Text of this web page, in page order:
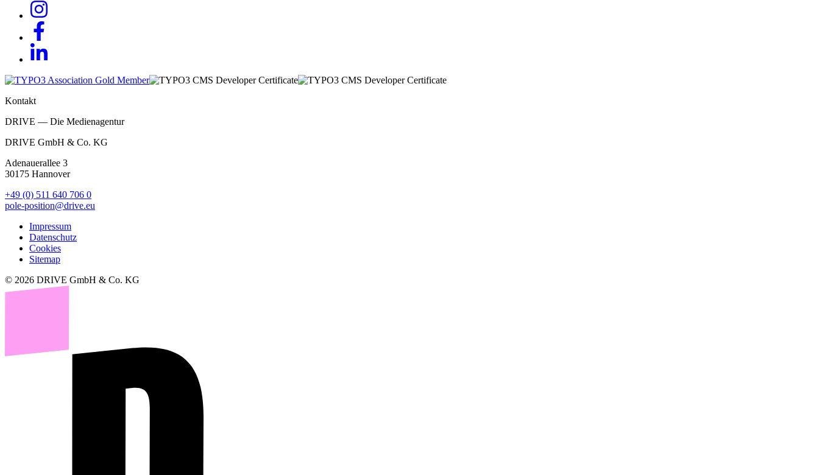
Kontakt
DRIVE — Die Medienagentur
DRIVE GmbH & Co. KG
Adenauerallee 3
30175 Hannover
+49 (0) 511 640 706 0
pole-position@drive.eu
Impressum
Datenschutz
Cookies
Sitemap
© 2026 DRIVE GmbH & Co. KG